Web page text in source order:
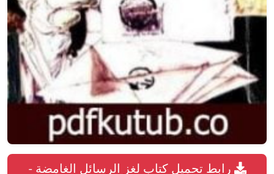
رابط تحميل كتاب لغز الرسائل الغامضة -